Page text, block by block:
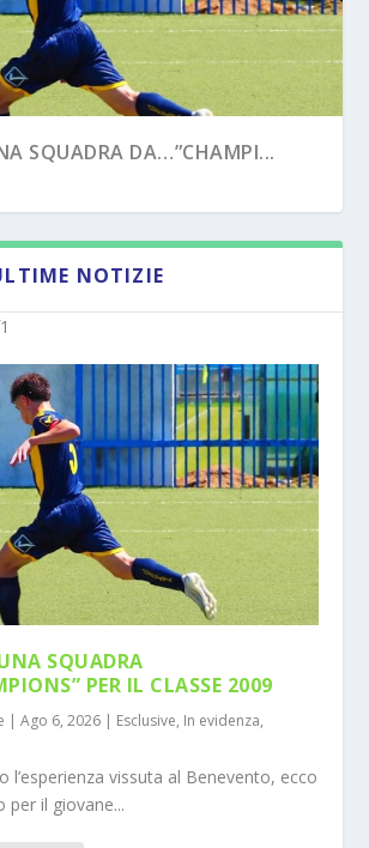
SQUADRA DA…”CHAMPI...
DAL “TERZO TEMPO” AL ...
SACCO (INTERVISTA):”10
NOTIZIE
SQUADRA
PER IL CLASSE 2009
|Ago 6, 2026 | Esclusive, In evidenza,
l’esperienza vissuta al Benevento, ecco
per il giovane...